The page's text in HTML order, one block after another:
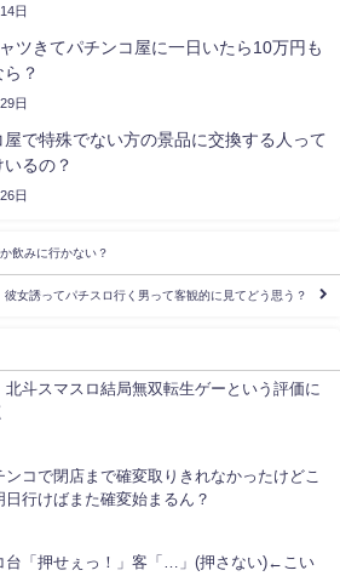
日
ツきてパチンコ屋に一日いたら10万円も
ら？
日
屋で特殊でない方の景品に交換する人って
いるの？
日
飲みに行かない？
彼女誘ってパチスロ行く男って客観的に見てどう思う？
北斗スマスロ結局無双転生ゲーという評価に
ンコで閉店まで確変取りきれなかったけどこ
日行けばまた確変始まるん？
台「押せぇっ！」客「…」(押さない)←こい